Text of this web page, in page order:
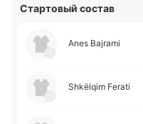
Стартовый состав
Anes Bajrami
Shkëlqim Ferati